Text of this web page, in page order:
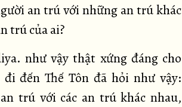
an trú với những an trú khác
trú của ai?
như vậy thật xứng đáng cho
đến Thế Tôn đã hỏi như vậy:
trú với các an trú khác nhau,